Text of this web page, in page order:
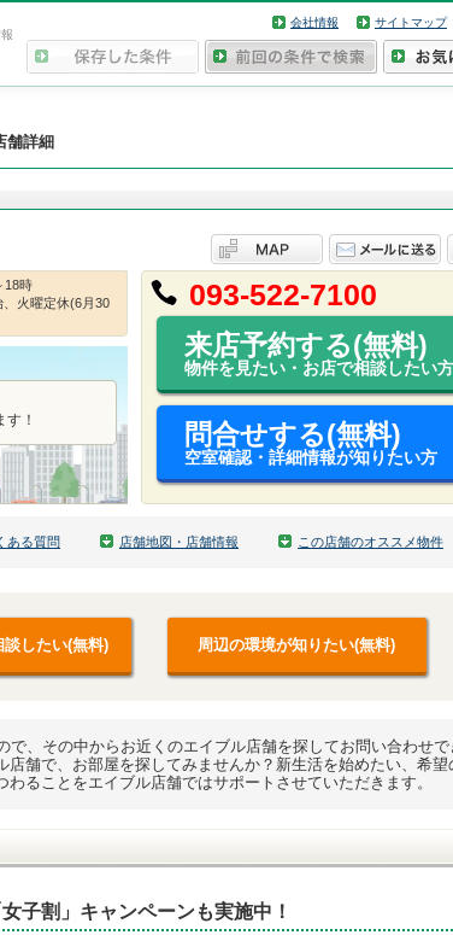
会社情報 サイトマップ
舗詳細
18時
火曜定休(6月30
093-522-7100
来店予約する(無料)
物件を見たい・お店で相談したい方
問合せする(無料)
空室確認・詳細情報が知りたい方
！
ある質問 店舗地図・店舗情報 この店舗のオススメ物件
したい(無料) 周辺の環境が知りたい(無料)
、その中からお近くのエイブル店舗を探してお問い合わせで
舗で、お部屋を探してみませんか？新生活を始めたい、希望
ることをエイブル店舗ではサポートさせていただきます。
子割」キャンペーンも実施中！